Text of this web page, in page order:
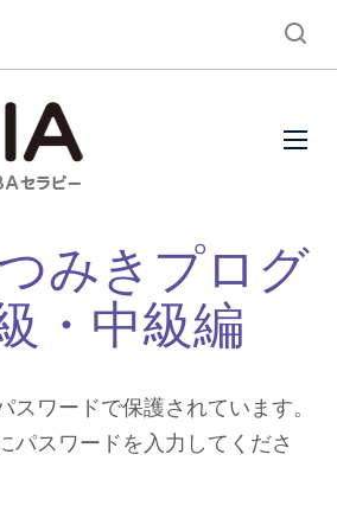
みきプログ
・中級編
スワードで保護されています。
パスワードを入力してくださ